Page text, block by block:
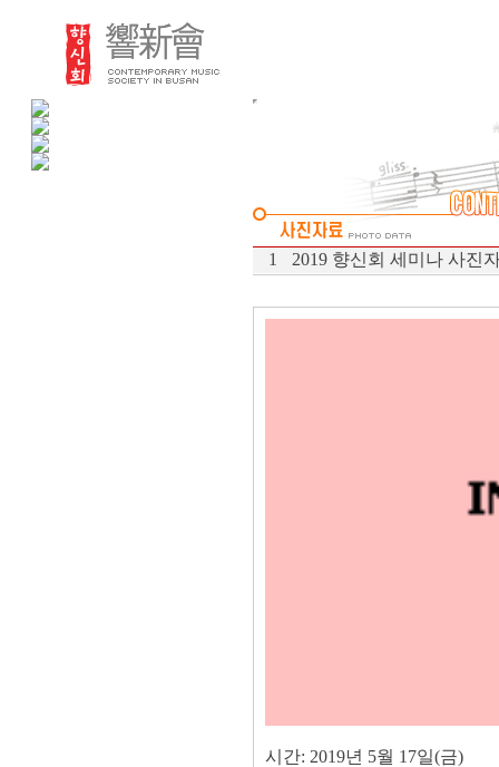
1 2019 향신회 세미나 사진
시간: 2019년 5월 17일(금)